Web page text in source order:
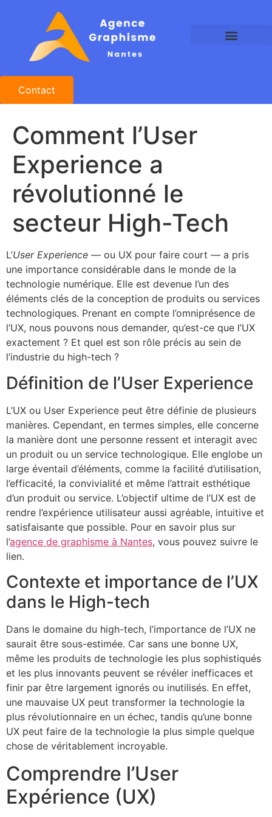
Contact
Comment l’User
Experience a
révolutionné le
secteur High-Tech
L’User Experience — ou UX pour faire court — a pris
une importance considérable dans le monde de la
technologie numérique. Elle est devenue l’un des
éléments clés de la conception de produits ou services
technologiques. Prenant en compte l’omniprésence de
l’UX, nous pouvons nous demander, qu’est-ce que l’UX
exactement ? Et quel est son rôle précis au sein de
l’industrie du high-tech ?
Définition de l’User Experience
L’UX ou User Experience peut être définie de plusieurs
manières. Cependant, en termes simples, elle concerne
la manière dont une personne ressent et interagit avec
un produit ou un service technologique. Elle englobe un
large éventail d’éléments, comme la facilité d’utilisation,
l’efficacité, la convivialité et même l’attrait esthétique
d’un produit ou service. L’objectif ultime de l’UX est de
rendre l’expérience utilisateur aussi agréable, intuitive et
satisfaisante que possible. Pour en savoir plus sur
l’agence de graphisme à Nantes, vous pouvez suivre le
lien.
Contexte et importance de l’UX
dans le High-tech
Dans le domaine du high-tech, l’importance de l’UX ne
saurait être sous-estimée. Car sans une bonne UX,
même les produits de technologie les plus sophistiqués
et les plus innovants peuvent se révéler inefficaces et
finir par être largement ignorés ou inutilisés. En effet,
une mauvaise UX peut transformer la technologie la
plus révolutionnaire en un échec, tandis qu’une bonne
UX peut faire de la technologie la plus simple quelque
chose de véritablement incroyable.
Comprendre l’User
Expérience (UX)